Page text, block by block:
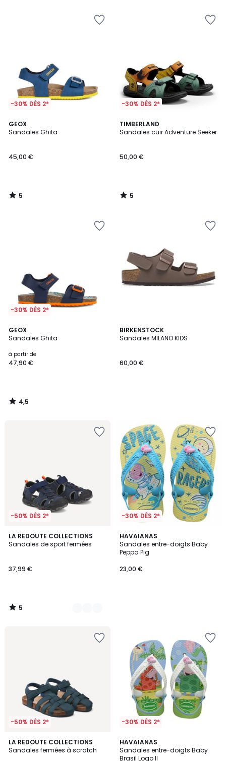
-30% DÈS 2*
GEOX
Sandales Ghita
45,00 €
5
/
5
/
-30% DÈS 2*
TIMBERLAND
Sandales cuir Adventure Seeker
50,00 €
5
/
5
/
-30% DÈS 2*
GEOX
Sandales Ghita
à partir de
47,90 €
4,5
/ 5
4,5
/
BIRKENSTOCK
Sandales MILANO KIDS
60,00 €
-50% DÈS 2*
LA REDOUTE COLLECTIONS
Sandales de sport fermées
37,99 €
5
/
2
Couleurs
5
/
-30% DÈS 2*
HAVAIANAS
Sandales entre-doigts Baby
Peppa Pig
23,00 €
-50% DÈS 2*
LA REDOUTE COLLECTIONS
Sandales fermées à scratch
2
/
-30% DÈS 2*
HAVAIANAS
Sandales entre-doigts Baby
Brasil Logo II